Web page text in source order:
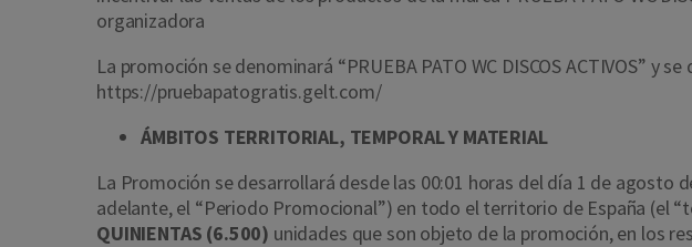
organizadora
La promoción se denominará “PRUEBA PATO WC DISCOS ACTIVOS” y se
https://pruebapatogratis.gelt.com/
ÁMBITOS TERRITORIAL, TEMPORAL Y MATERIAL
La Promoción se desarrollará desde las 00:01 horas del día 1 de agosto
adelante, el “Periodo Promocional”) en todo el territorio de España (el
QUINIENTAS (6.500) unidades que son objeto de la promoción, en los